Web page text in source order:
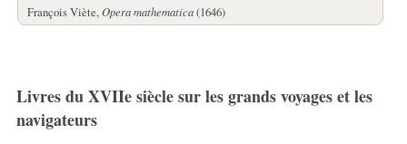
François Viète,Opera mathematica(1646)
Livres du XVIIe siècle sur les grands voyages et les
navigateurs